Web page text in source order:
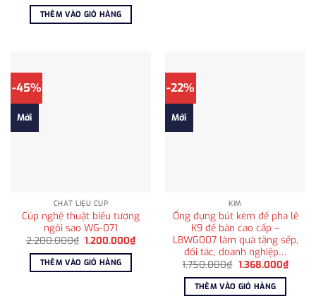
là:
1.750.000₫.
THÊM VÀO GIỎ HÀNG
-45%
Mới
CHẤT LIỆU CÚP
Cúp nghệ thuật biểu tượng
ngôi sao WG-071
2.200.000₫ Giá
là:
2.200.000₫.
1.200.000₫Giá
hiện
1.200.000₫.
THÊM VÀO GIỎ HÀNG
-22%
Mới
KIM
Ống đựng bút kèm đế pha lê
K9 để bàn cao cấp –
LBWG007 làm quà tặng sếp,
đối tác, doanh nghiệp…
1.750.000₫ Giá
là:
1.750.000₫.
1.368.000₫Giá
hiện
THÊM VÀO GIỎ HÀNG